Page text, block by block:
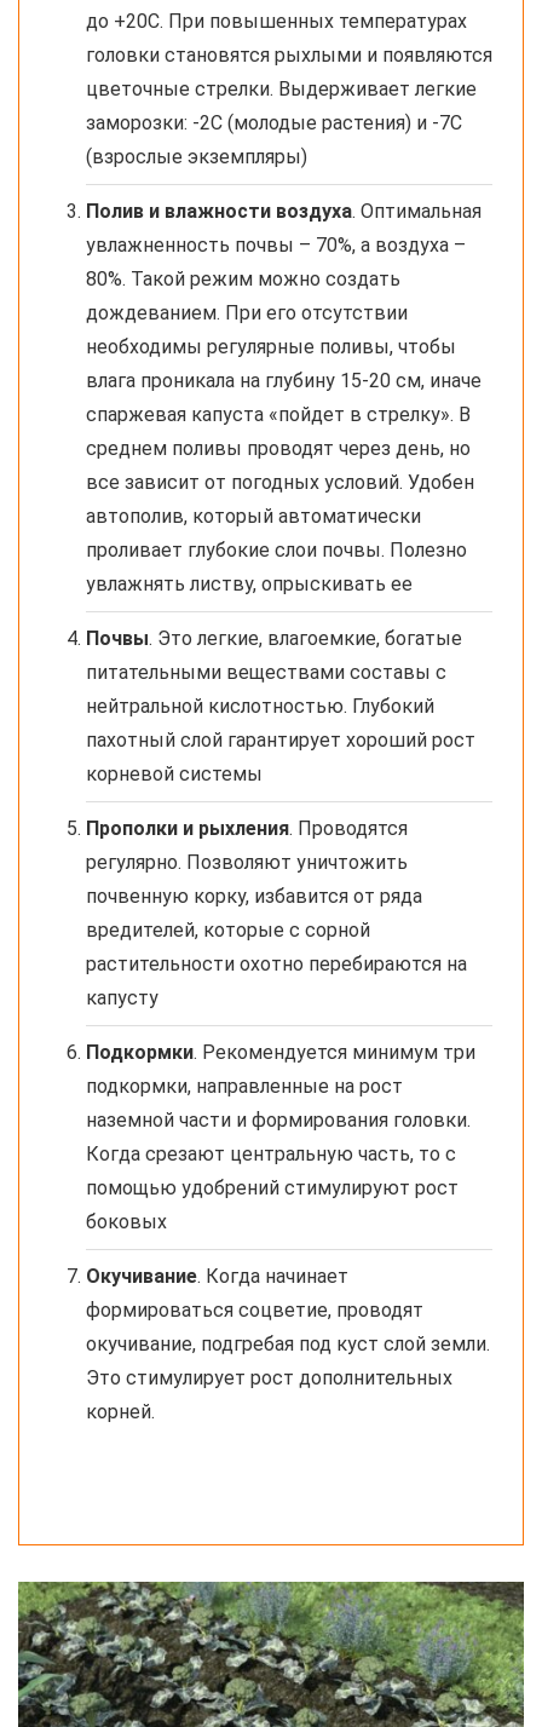
до +20С. При повышенных температурах
головки становятся рыхлыми и появляются
цветочные стрелки. Выдерживает легкие
заморозки: -2С (молодые растения) и -7С
(взрослые экземпляры)
Полив и влажности воздуха. Оптимальная
увлажненность почвы – 70%, а воздуха –
80%. Такой режим можно создать
дождеванием. При его отсутствии
необходимы регулярные поливы, чтобы
влага проникала на глубину 15-20 см, иначе
спаржевая капуста «пойдет в стрелку». В
среднем поливы проводят через день, но
все зависит от погодных условий. Удобен
автополив, который автоматически
проливает глубокие слои почвы. Полезно
увлажнять листву, опрыскивать ее
Почвы. Это легкие, влагоемкие, богатые
питательными веществами составы с
нейтральной кислотностью. Глубокий
пахотный слой гарантирует хороший рост
корневой системы
Прополки и рыхления. Проводятся
регулярно. Позволяют уничтожить
почвенную корку, избавится от ряда
вредителей, которые с сорной
растительности охотно перебираются на
капусту
Подкормки. Рекомендуется минимум три
подкормки, направленные на рост
наземной части и формирования головки.
Когда срезают центральную часть, то с
помощью удобрений стимулируют рост
боковых
Окучивание. Когда начинает
формироваться соцветие, проводят
окучивание, подгребая под куст слой земли.
Это стимулирует рост дополнительных
корней.